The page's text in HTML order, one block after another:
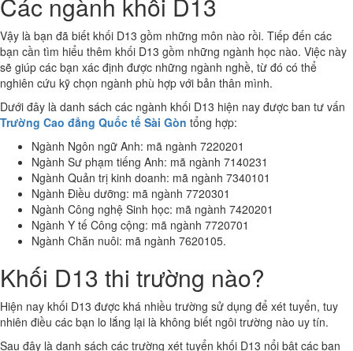
Vậy là bạn đã biết khối D13 gồm những môn nào rồi. Tiếp đến các
bạn cần tìm hiểu thêm khối D13 gồm những ngành học nào. Việc này
sẽ giúp các bạn xác định được những ngành nghề, từ đó có thể
nghiên cứu kỹ chọn ngành phù hợp với bản thân mình.
Dưới đây là danh sách các ngành khối D13 hiện nay được ban tư vấn
Trường Cao đẳng Quốc tế Sài Gòn tổng hợp:
Ngành Ngôn ngữ Anh: mã ngành 7220201
Ngành Sư phạm tiếng Anh: mã ngành 7140231
Ngành Quản trị kinh doanh: mã ngành 7340101
Ngành Điều dưỡng: mã ngành 7720301
Ngành Công nghệ Sinh học: mã ngành 7420201
Ngành Y tế Công cộng: mã ngành 7720701
Ngành Chăn nuôi: mã ngành 7620105.
Khối D13 thi trường nào?
Hiện nay khối D13 được khá nhiều trường sử dụng để xét tuyển, tuy
nhiên điều các bạn lo lắng lại là không biết ngôi trường nào uy tín.
Sau đây là danh sách các trường xét tuyển khối D13 nổi bật các bạn